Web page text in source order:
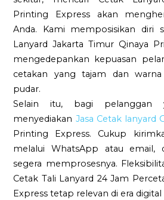
Printing Express akan
Anda. Kami memposisikan diri
Lanyard Jakarta Timur Qinaya
mengedepankan kepuasan
cetakan yang tajam dan
pudar.
Selain itu, bagi pelanggan
menyediakan Jasa Cetak lanyard
Printing Express. Cukup
melalui WhatsApp atau
segera memprosesnya.
Cetak Tali Lanyard 24 Jam
Express tetap relevan di era digital